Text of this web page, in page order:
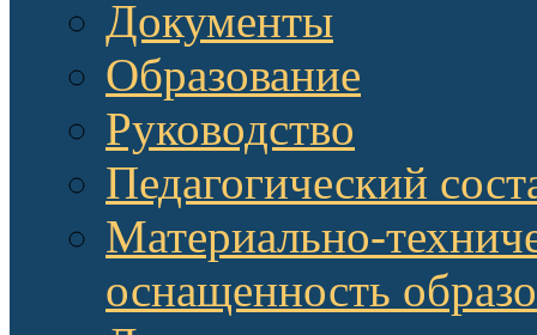
Документы
Образование
Руководство
Педагогический
Материально-
оснащенность